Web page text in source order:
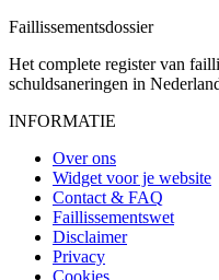
Faillissementsdossier
Het complete register van
schuldsaneringen in
INFORMATIE
Over ons
Widget voor je website
Contact & FAQ
Faillissementswet
Disclaimer
Privacy
Cookies